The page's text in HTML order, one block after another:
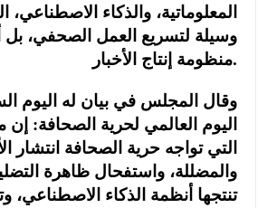
المعلوماتية، والذكاء
وسيلة لتسريع العمل الصحفي،
منظومة إنتاج الأخبار.
وقال المجلس في بيان له اليوم
اليوم العالمي لحرية الصحافة: إن
التي تواجه حرية الصحافة انتشار
والمضللة، واستفحال ظاهرة
تنتجها أنظمة الذكاء الاصطناعي،